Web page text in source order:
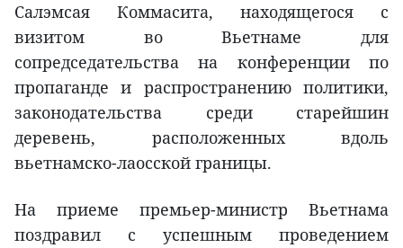
Салэмсая Коммасита, находящегося с
визитом во Вьетнаме для
сопредседательства на конференции по
пропаганде и распространению политики,
законодательства среди старейшин
деревень, расположенных вдоль
вьетнамско-лаосской границы.
На приеме премьер-министр Вьетнама
поздравил с успешным проведением